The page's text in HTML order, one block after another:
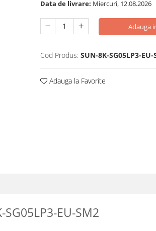
Data de livrare: Miercuri, 12.08.2026
Adauga
Cod Produs: SUN-8K-SG05LP3-EU-
Adauga la Favorite
EU-SM2